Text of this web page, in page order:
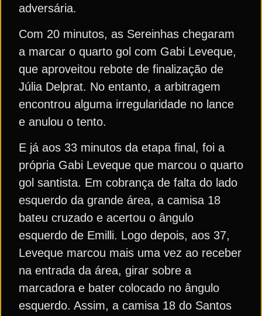
adversária.
Com 20 minutos, as Sereinhas chegaram
a marcar o quarto gol com Gabi Leveque,
que aproveitou rebote de finalização de
Júlia Delprat. No entanto, a arbitragem
encontrou alguma irregularidade no lance
e anulou o tento.
E já aos 33 minutos da etapa final, foi a
própria Gabi Leveque que marcou o quarto
gol santista. Em cobrança de falta do lado
esquerdo da grande área, a camisa 18
bateu cruzado e acertou o ângulo
esquerdo de Emilli. Logo depois, aos 37,
Leveque marcou mais uma vez ao receber
na entrada da área, girar sobre a
marcadora e bater colocado no ângulo
esquerdo. Assim, a camisa 18 do Santos